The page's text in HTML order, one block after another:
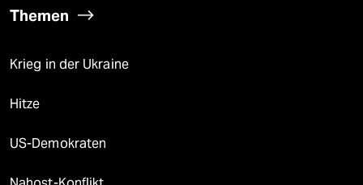
Themen
Krieg in der Ukraine
Hitze
US-Demokraten